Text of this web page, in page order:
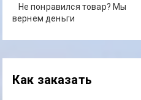
Не понравился товар? Мы
вернем деньги
Как заказать